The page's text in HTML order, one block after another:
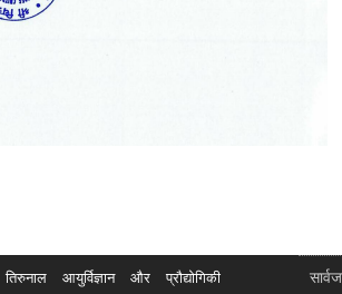
आयुर्विज्ञान और प्रौद्योगिकी